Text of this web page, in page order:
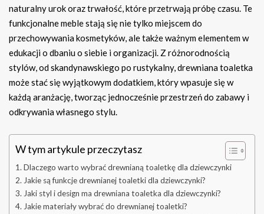
naturalny urok oraz trwałość, które przetrwają próbę czasu. Te
funkcjonalne meble stają się nie tylko miejscem do
przechowywania kosmetyków, ale także ważnym elementem w
edukacji o dbaniu o siebie i organizacji. Z różnorodnością
stylów, od skandynawskiego po rustykalny, drewniana toaletka
może stać się wyjątkowym dodatkiem, który wpasuje się w
każdą aranżację, tworząc jednocześnie przestrzeń do zabawy i
odkrywania własnego stylu.
W tym artykule przeczytasz
Dlaczego warto wybrać drewnianą toaletkę dla dziewczynki
Jakie są funkcje drewnianej toaletki dla dziewczynki?
Jaki styl i design ma drewniana toaletka dla dziewczynki?
Jakie materiały wybrać do drewnianej toaletki?